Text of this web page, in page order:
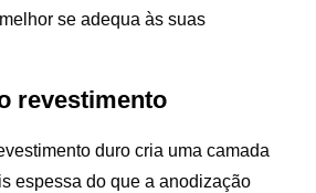
se adequa às suas
revestimento
duro cria uma camada
espessa do que a anodização